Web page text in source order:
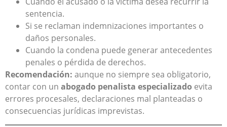
sentencia.
Si se reclaman indemnizaciones importantes o
daños personales.
Cuando la condena puede generar antecedentes
penales o pérdida de derechos.
Recomendación: aunque no siempre sea obligatorio,
contar con un abogado penalista especializado evita
errores procesales, declaraciones mal planteadas o
consecuencias jurídicas imprevistas.